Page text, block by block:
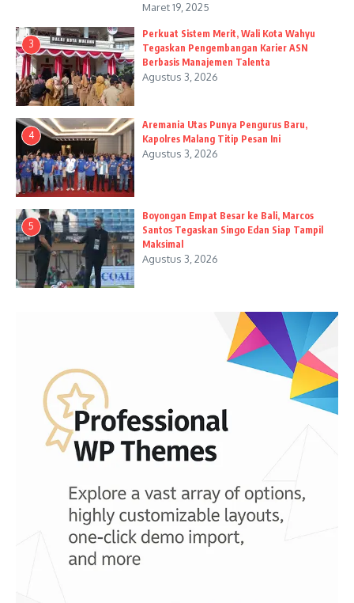
Maret 19, 2025
3
Perkuat Sistem Merit, Wali Kota Wahyu
Tegaskan Pengembangan Karier ASN
Berbasis Manajemen Talenta
Agustus 3, 2026
4
Aremania Utas Punya Pengurus Baru,
Kapolres Malang Titip Pesan Ini
Agustus 3, 2026
5
Boyongan Empat Besar ke Bali, Marcos
Santos Tegaskan Singo Edan Siap Tampil
Maksimal
Agustus 3, 2026